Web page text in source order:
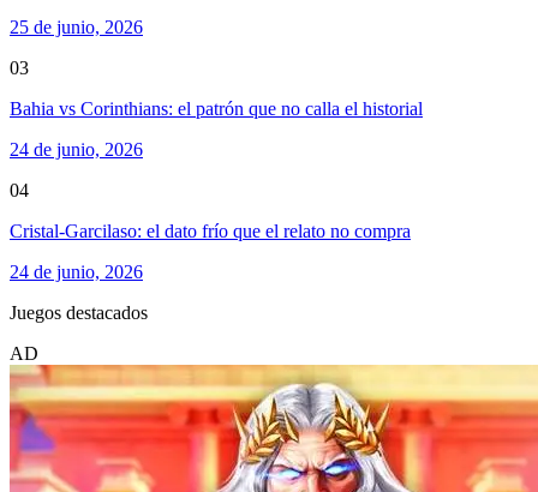
25 de junio, 2026
03
Bahia vs Corinthians: el patrón que no calla el historial
24 de junio, 2026
04
Cristal-Garcilaso: el dato frío que el relato no compra
24 de junio, 2026
Juegos destacados
AD